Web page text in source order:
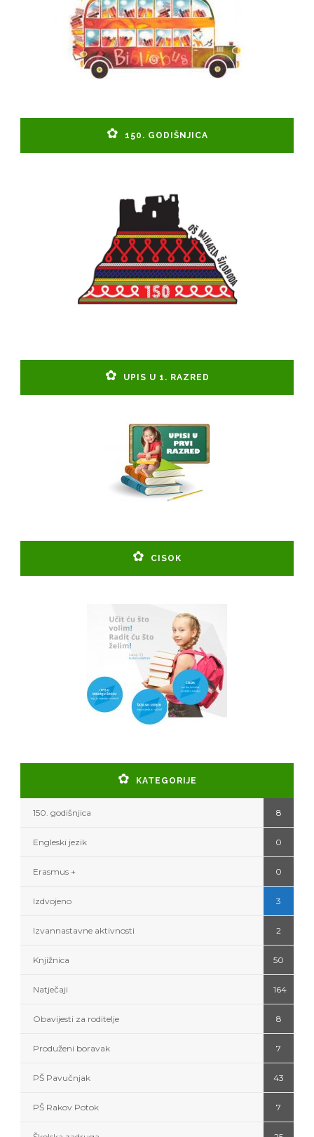
150. GODIŠNJICA
UPIS U 1. RAZRED
CISOK
KATEGORIJE
150. godišnjica 8
Engleski jezik 0
Erasmus + 0
Izdvojeno 3
Izvannastavne aktivnosti 2
Knjižnica 50
Natječaji 164
Obavijesti za roditelje 8
Produženi boravak 7
PŠ Pavučnjak 43
PŠ Rakov Potok 7